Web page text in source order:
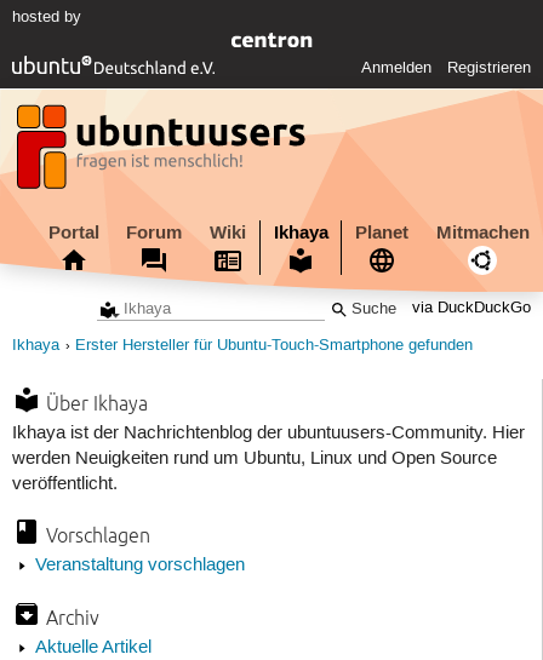
hosted by
Anmelden Registrieren
Portal Forum Wiki Ikhaya Planet Mitmachen
via DuckDuckGo
Ikhaya Erster Hersteller für Ubuntu-Touch-Smartphone gefunden
Über Ikhaya
Ikhaya ist der Nachrichtenblog der ubuntuusers-Community. Hier
werden Neuigkeiten rund um Ubuntu, Linux und Open Source
veröffentlicht.
Vorschlagen
Veranstaltung vorschlagen
Archiv
Aktuelle Artikel